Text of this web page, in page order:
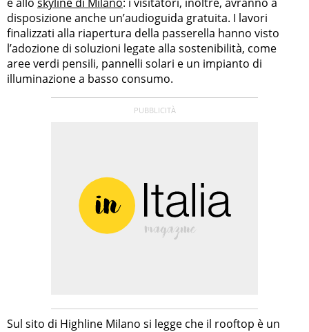
disposizione anche un’audioguida gratuita. I lavori
finalizzati alla riapertura della passerella hanno visto
l’adozione di soluzioni legate alla sostenibilità, come
aree verdi pensili, pannelli solari e un impianto di
illuminazione a basso consumo.
Sul sito di Highline Milano si legge che il rooftop è un